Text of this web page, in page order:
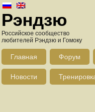
Рэндзю
Российское сообщество
любителей Рэндзю и Гомоку
Главная Форум
Новости